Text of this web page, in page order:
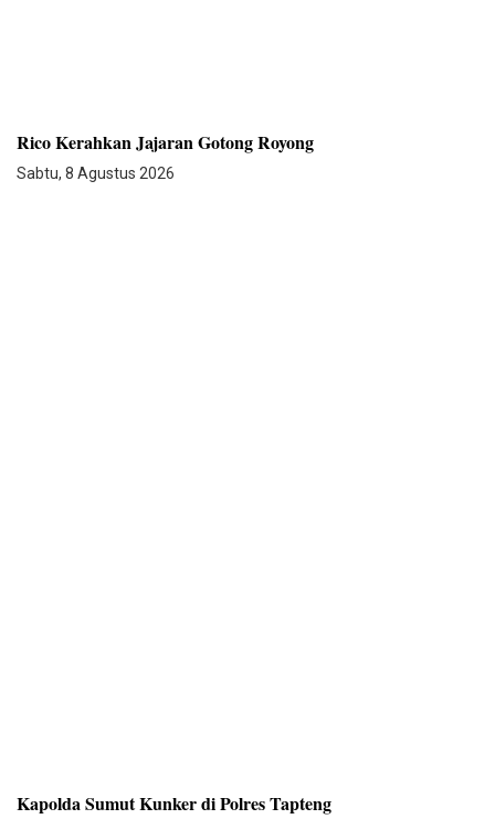
Rico Kerahkan Jajaran Gotong Royong
Sabtu, 8 Agustus 2026
Kapolda Sumut Kunker di Polres Tapteng